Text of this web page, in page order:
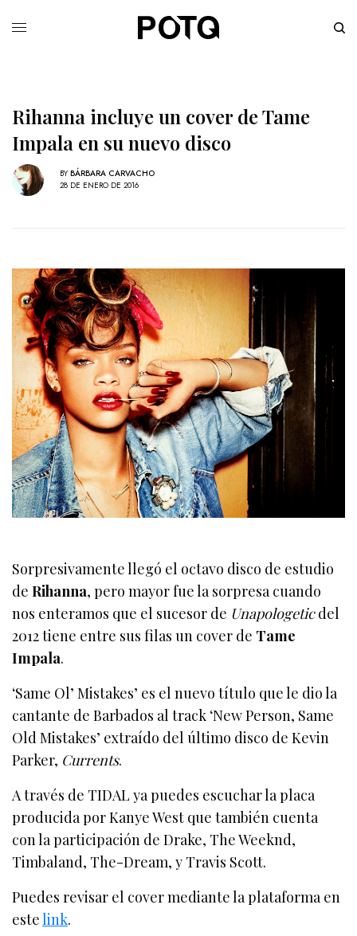
Rihanna incluye un cover de Tame
Impala en su nuevo disco
BY BÁRBARA CARVACHO
28 DE ENERO DE 2016
Sorpresivamente llegó el octavo disco de estudio
deRihanna, pero mayor fue la sorpresa cuando
nos enteramos que el sucesor de Unapologeticdel
2012 tiene entre sus filas un cover de Tame
Impala.
‘Same Ol’ Mistakes’ es el nuevo título que le dio la
cantante de Barbados al track ‘New Person, Same
Old Mistakes’ extraído del último disco de Kevin
Parker, Currents.
A través de TIDAL ya puedes escuchar la placa
producida por Kanye West que también cuenta
con la participación de Drake, The Weeknd,
Timbaland, The-Dream, y Travis Scott.
Puedes revisar el cover mediante la plataforma en
estelink.